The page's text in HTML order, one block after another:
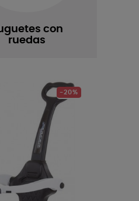
con
ruedas
-20%